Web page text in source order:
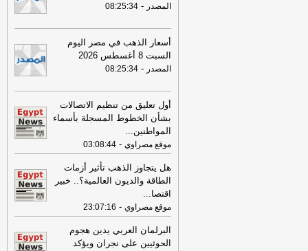
المصدر -
08:25:34
أسعار الذهب في مصر اليوم
السبت 8 أغسطس 2026
المصدر -
08:25:34
أول تعليق من تنظيم الاتصالات
بشأن الخطوط المسجلة بأسماء
المواطنين...
موقع مصراوي -
03:08:44
هل يتجاوز الذهب تأثير أزمات
الطاقة والديون العالمية؟.. خبير
اقتصا...
موقع مصراوي -
23:07:16
البرلمان العربي يدين هجوم
الحوثيين على نجران ويؤكد